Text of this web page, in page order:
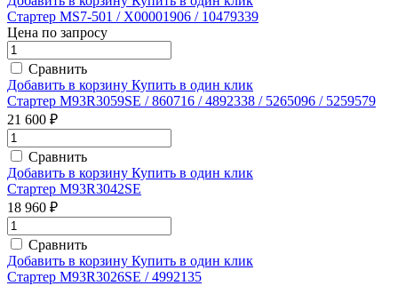
Стартер MS7-501 / X00001906 / 10479339
Цена по запросу
Сравнить
Добавить в корзину Купить в один клик
Стартер M93R3059SE / 860716 / 4892338 / 5265096 / 5259579
21 600 ₽
Сравнить
Добавить в корзину Купить в один клик
Стартер M93R3042SE
18 960 ₽
Сравнить
Добавить в корзину Купить в один клик
Стартер M93R3026SE / 4992135